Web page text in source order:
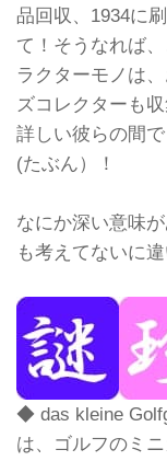
品回収、1934に
て！そうなれば
ラクターモノは
ズコレクターも
詳しい彼らの間
(たぶん）！
なにか深い意味
も考えてないに違
◆ das kleine
は、ゴルフのミ